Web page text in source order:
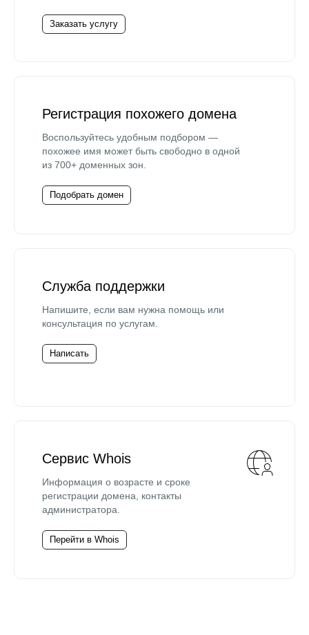
Заказать услугу
Регистрация похожего домена
Воспользуйтесь удобным подбором —
похожее имя может быть свободно в одной
из 700+ доменных зон.
Подобрать домен
Служба поддержки
Напишите, если вам нужна помощь или
консультация по услугам.
Написать
Сервис Whois
Информация о возрасте и сроке
регистрации домена, контакты
администратора.
Перейти в Whois